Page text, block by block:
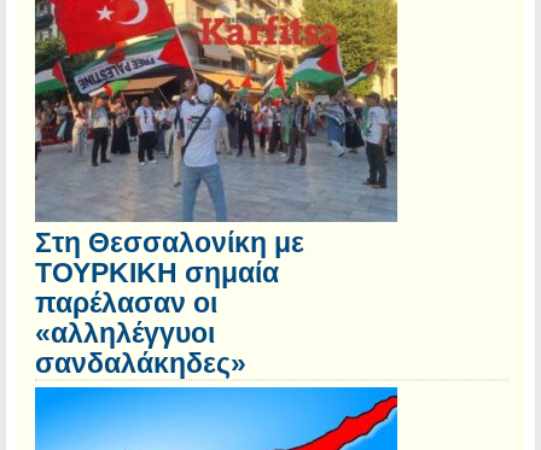
Στη Θεσσαλονίκη με
ΤΟΥΡΚΙΚΗ σημαία
παρέλασαν οι
«αλληλέγγυοι
σανδαλάκηδες»